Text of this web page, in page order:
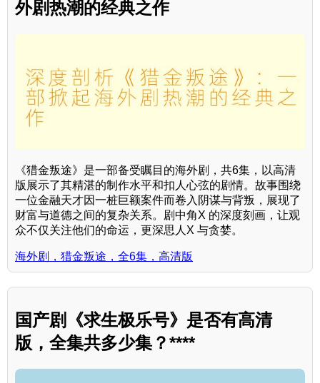
外剧热潮的经典之作
《猎金叛途》是一部备受瞩目的海外剧，共6集，以高清
版展示了其精湛的制作水平和扣人心弦的剧情。故事围绕
一位金融天才因一桩巨额案件而卷入阴谋与背叛，展现了
财富与道德之间的复杂关系。剧中角X 的深度刻画，让观
众不仅关注他们的命运，更深思人X 与贪婪。
海外剧，猎金叛途，全6集，高清版
国产剧《求生极乐号》是否有高清
版，全集共多少集？****